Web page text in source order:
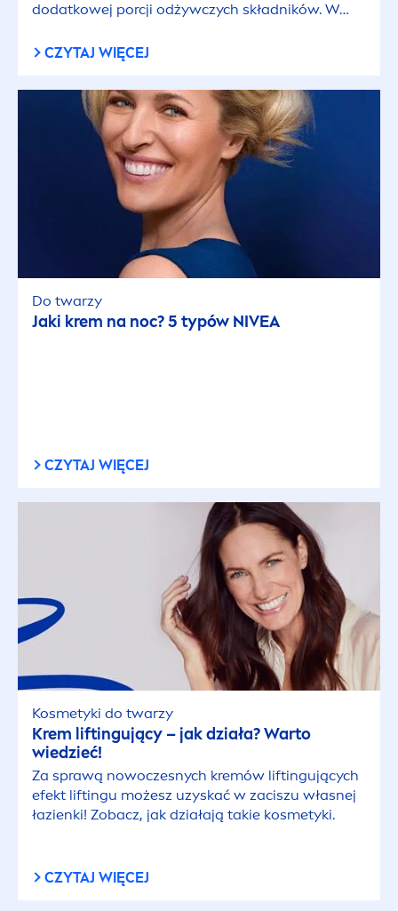
dodatkowej porcji odżywczych składników. W
twarzy!
CZYTAJ WIĘCEJ
Do twarzy
Jaki krem na noc? 5 typów NIVEA
CZYTAJ WIĘCEJ
Kosmetyki do twarzy
Krem liftingujący – jak działa? Warto
wiedzieć!
Za sprawą nowoczesnych kremów liftingujących
efekt liftingu możesz uzyskać w zaciszu własnej
łazienki! Zobacz, jak działają takie kosmetyki.
CZYTAJ WIĘCEJ